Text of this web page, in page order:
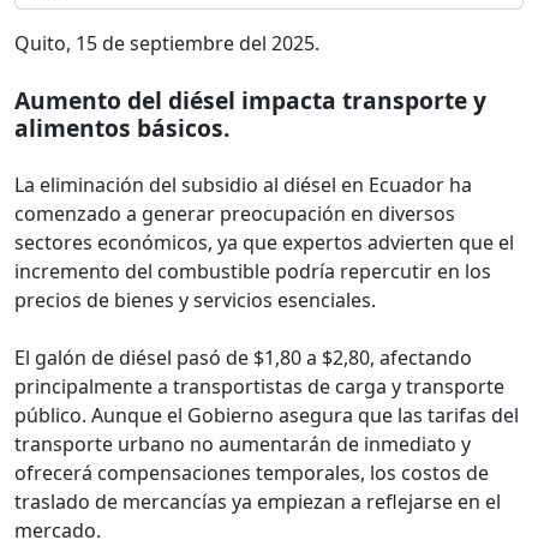
Quito, 15 de septiembre del 2025.
Aumento del diésel impacta transporte y
alimentos básicos.
La eliminación del subsidio al diésel en Ecuador ha
comenzado a generar preocupación en diversos
sectores económicos, ya que expertos advierten que el
incremento del combustible podría repercutir en los
precios de bienes y servicios esenciales.
El galón de diésel pasó de $1,80 a $2,80, afectando
principalmente a transportistas de carga y transporte
público. Aunque el Gobierno asegura que las tarifas del
transporte urbano no aumentarán de inmediato y
ofrecerá compensaciones temporales, los costos de
traslado de mercancías ya empiezan a reflejarse en el
mercado.